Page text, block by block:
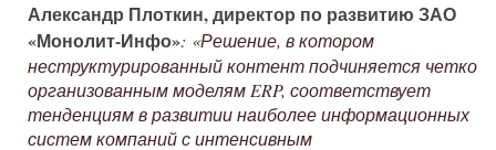
Александр Плоткин, директор по развитию ЗАО
«Монолит-Инфо»: «Решение, в котором
неструктурированный контент подчиняется четко
организованным моделям ERP, соответствует
тенденциям в развитии наиболее информационных
систем компаний с интенсивным